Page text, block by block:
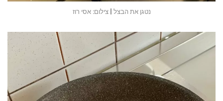
נטגן את הבצל | צילום: אסי רוז